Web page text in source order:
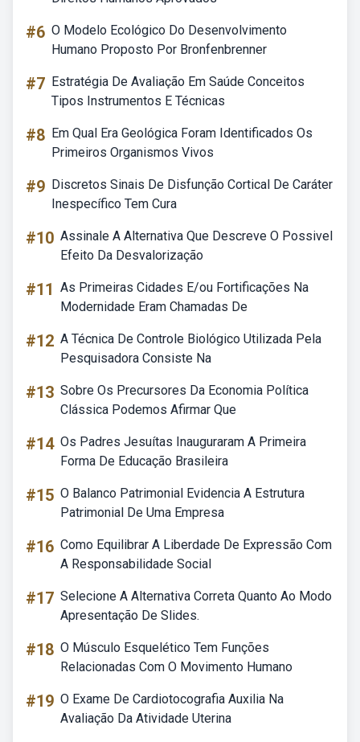
#6 O Modelo Ecológico Do Desenvolvimento
Humano Proposto Por Bronfenbrenner
#7 Estratégia De Avaliação Em Saúde Conceitos
Tipos Instrumentos E Técnicas
#8 Em Qual Era Geológica Foram Identificados Os
Primeiros Organismos Vivos
#9 Discretos Sinais De Disfunção Cortical De Caráter
Inespecífico Tem Cura
#10 Assinale A Alternativa Que Descreve O Possivel
Efeito Da Desvalorização
#11 As Primeiras Cidades E/ou Fortificações Na
Modernidade Eram Chamadas De
#12 A Técnica De Controle Biológico Utilizada Pela
Pesquisadora Consiste Na
#13 Sobre Os Precursores Da Economia Política
Clássica Podemos Afirmar Que
#14 Os Padres Jesuítas Inauguraram A Primeira
Forma De Educação Brasileira
#15 O Balanco Patrimonial Evidencia A Estrutura
Patrimonial De Uma Empresa
#16 Como Equilibrar A Liberdade De Expressão Com
A Responsabilidade Social
#17 Selecione A Alternativa Correta Quanto Ao Modo
Apresentação De Slides.
#18 O Músculo Esquelético Tem Funções
Relacionadas Com O Movimento Humano
#19 O Exame De Cardiotocografia Auxilia Na
Avaliação Da Atividade Uterina